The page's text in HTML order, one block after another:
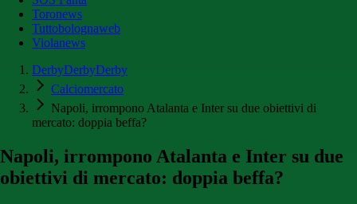
Toronews
Tuttobolognaweb
Violanews
DerbyDerbyDerby
Calciomercato
Napoli, irrompono Atalanta e Inter su due obiettivi di
mercato: doppia beffa?
Napoli, irrompono Atalanta e Inter su due
obiettivi di mercato: doppia beffa?